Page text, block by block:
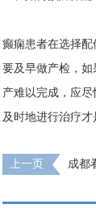
癫痫患者在选择
要及早做产检，
产难以完成，应
及时地进行治疗才
上一页 成都